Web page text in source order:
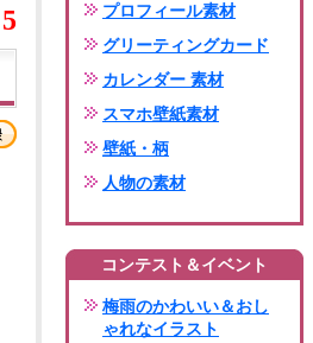
5
プロフィール素材
グリーティングカード
カレンダー 素材
スマホ壁紙素材
壁紙・柄
人物の素材
コンテスト＆イベント
梅雨のかわいい＆おし
ゃれなイラスト